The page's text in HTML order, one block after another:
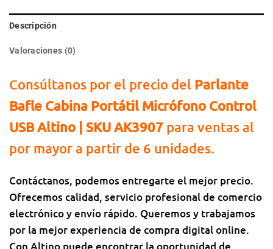
Descripción
Valoraciones (0)
Consúltanos por el precio del Parlante
Bafle Cabina Portátil Micrófono Control
USB Altino | SKU AK3907 para ventas al
por mayor a partir de 6 unidades.
Contáctanos, podemos entregarte el mejor precio.
Ofrecemos calidad, servicio profesional de comercio
electrónico y envío rápido. Queremos y trabajamos
por la mejor experiencia de compra digital online.